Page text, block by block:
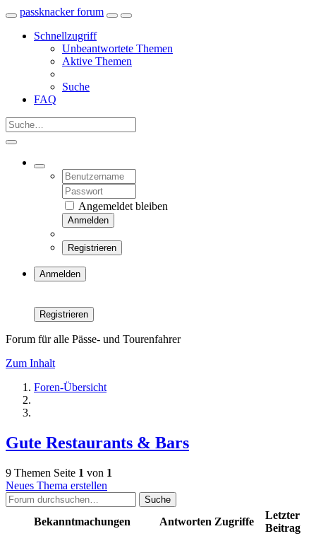
passknacker forum
Schnellzugriff
Unbeantwortete Themen
Aktive Themen
Suche
FAQ
Angemeldet bleiben
Anmelden
Registrieren
Anmelden
Registrieren
Forum für alle Pässe- und Tourenfahrer
Zum Inhalt
Foren-Übersicht
Gute Restaurants & Bars
9 Themen Seite 1 von 1
Neues Thema erstellen
Suche
Bekanntmachungen Antworten Zugriffe
Letzter
Beitrag